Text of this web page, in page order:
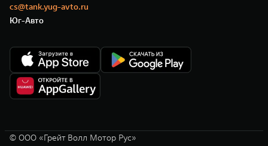
cs@tank.yug-avto.ru
Юг-Авто
© ООО «Грейт Волл Мотор Рус»